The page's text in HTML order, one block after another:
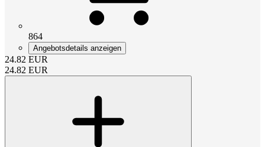
864
Angebotsdetails anzeigen
24.82 EUR
24.82 EUR